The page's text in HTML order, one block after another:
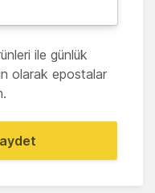
ile günlük
olarak epostalar